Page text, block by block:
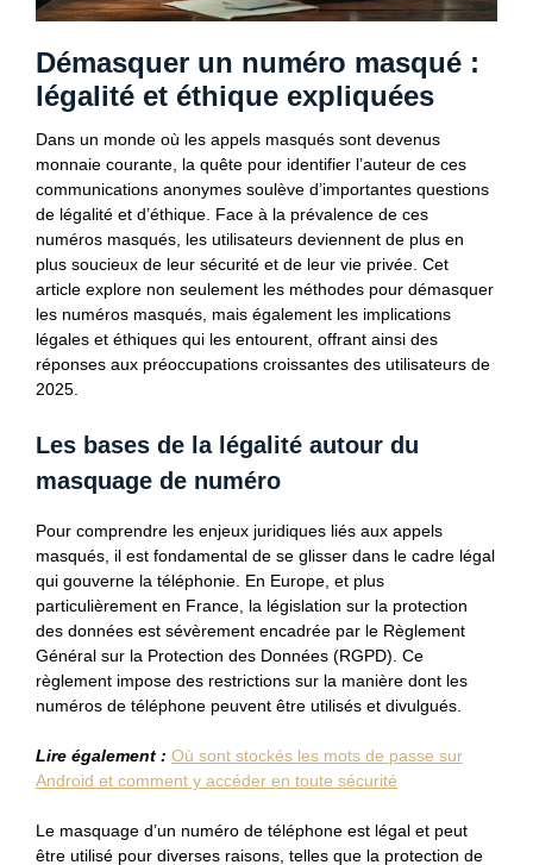
Démasquer un numéro masqué :
légalité et éthique expliquées
Dans un monde où les appels masqués sont devenus
monnaie courante, la quête pour identifier l’auteur de ces
communications anonymes soulève d’importantes questions
de légalité et d’éthique. Face à la prévalence de ces
numéros masqués, les utilisateurs deviennent de plus en
plus soucieux de leur sécurité et de leur vie privée. Cet
article explore non seulement les méthodes pour démasquer
les numéros masqués, mais également les implications
légales et éthiques qui les entourent, offrant ainsi des
réponses aux préoccupations croissantes des utilisateurs de
2025.
Les bases de la légalité autour du
masquage de numéro
Pour comprendre les enjeux juridiques liés aux appels
masqués, il est fondamental de se glisser dans le cadre légal
qui gouverne la téléphonie. En Europe, et plus
particulièrement en France, la législation sur la protection
des données est sévèrement encadrée par le Règlement
Général sur la Protection des Données (RGPD). Ce
règlement impose des restrictions sur la manière dont les
numéros de téléphone peuvent être utilisés et divulgués.
Lire également : Où sont stockés les mots de passe sur
Android et comment y accéder en toute sécurité
Le masquage d’un numéro de téléphone est légal et peut
être utilisé pour diverses raisons, telles que la protection de